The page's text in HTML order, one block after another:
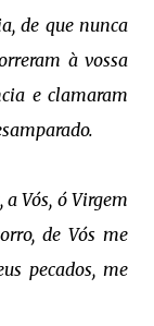
de que nunca
à vossa
e clamaram
a Vós, ó Virgem
de Vós me
pecados,me